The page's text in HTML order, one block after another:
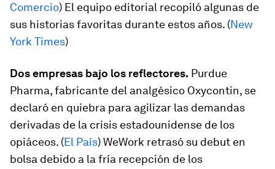
Comercio) El equipo editorial recopiló algunas de
sus historias favoritas durante estos años. (New
York Times)
Dos empresas bajo los reflectores. Purdue
Pharma, fabricante del analgésico Oxycontin, se
declaró en quiebra para agilizar las demandas
derivadas de la crisis estadounidense de los
opiáceos. (El País) WeWork retrasó su debut en
bolsa debido a la fría recepción de los